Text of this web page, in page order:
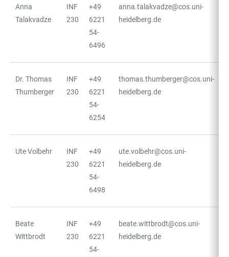
Anna
Talakvadze
INF
230
+49
6221
54-
6496
anna.talakvadze@cos.uni-
heidelberg.de
Dr. Thomas
Thumberger
INF
230
+49
6221
54-
6254
thomas.thumberger@cos.uni-
heidelberg.de
Ute Volbehr
INF
230
+49
6221
54-
6498
ute.volbehr@cos.uni-
heidelberg.de
Beate
Wittbrodt
INF
230
+49
6221
54-
beate.wittbrodt@cos.uni-
heidelberg.de